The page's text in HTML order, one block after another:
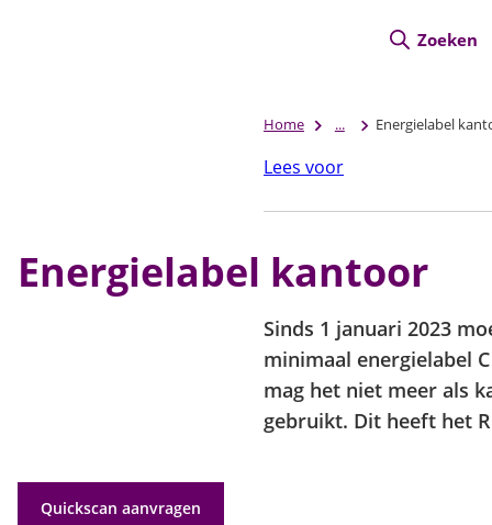
Zoeken
Home ... Energielabel
Lees voor
Energielabel kantoor
Sinds 1 januari 2023
minimaal energielabel
mag het niet meer als
gebruikt. Dit heeft het
Quickscan aanvragen